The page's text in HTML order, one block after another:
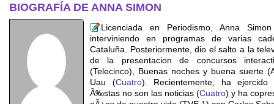
BIOGRAFÍA DE ANNA SIMON
Licenciada en Periodismo, Anna
interviniendo en programas de varias
Cataluña. Posteriormente, dio el salto a la
de la presentacion de concursos
(Telecinco), Buenas noches y buena suerte
Uau (Cuatro). Recientemente, ha
Ã‰stas no son las noticias (Cuatro) y ha